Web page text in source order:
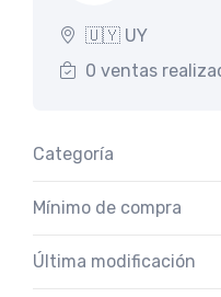
🇺🇾 UY
0 ventas
Categoría
Mínimo de compra
Última modificación